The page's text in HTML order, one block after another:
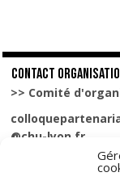
CONTACT
>> Comité
@chu-lyon.fr